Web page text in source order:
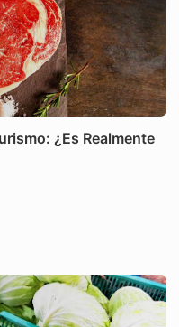
¿Es Realmente